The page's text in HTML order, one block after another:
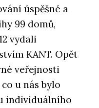
úspěšné a
99 domů,
vydali
KANT. Opět
veřejnosti
u nás bylo
individuálního